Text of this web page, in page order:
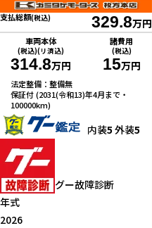
支払総額(税込) 329.8万円
車両本体
(税込)(リ済込)
314.8万円
諸費用
(税込)
15万円
法定整備：整備無
保証付 (2031(令和13)年4月まで・
100000km)
内装5 外装5
グー故障診断
年式
2026